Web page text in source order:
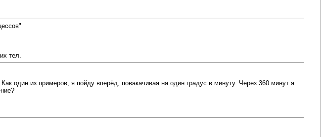
тел.
один из примеров, я пойду вперёд, повакачивая на один градус в минуту. Через 360 минут я